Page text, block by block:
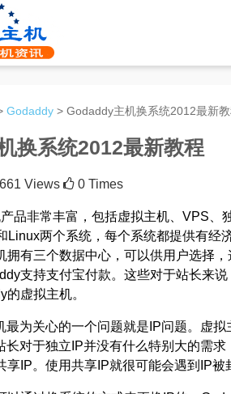
Godaddy > Godaddy主机换系统2012最新
换系统2012最新教程
Views 0 Times
品非常丰富，包括虚拟主机、VPS、
Linux两个系统，每个系统都提供有经
拥有三个数据中心，可以供用户选择
支持支付宝付款。这些对于站长来
虚拟主机。
最为关心的一个问题就是IP问题。虚
长对于独立IP并没有什么特别大的需
享IP。使用共享IP就很可能会遇到IP